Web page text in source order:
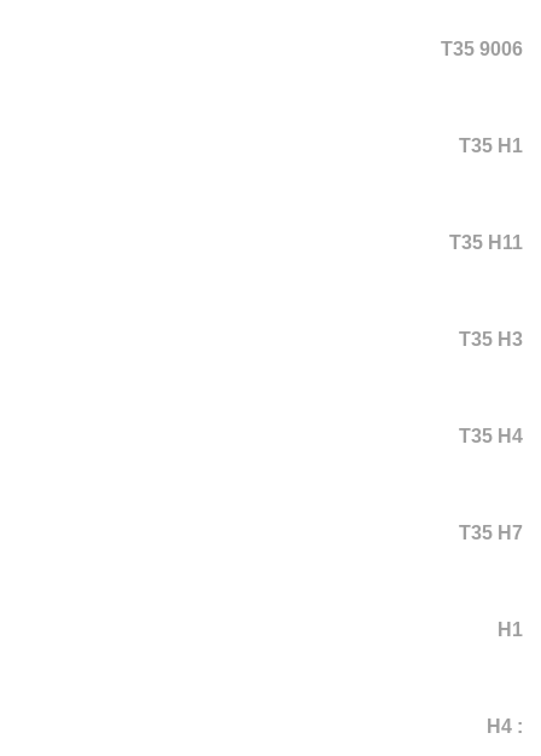
T35 9006
T35 H1
T35 H11
T35 H3
T35 H4
T35 H7
H1
: H4